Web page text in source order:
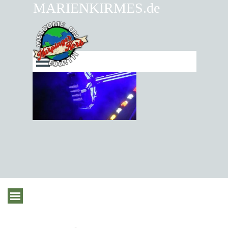
Direkt zum Seiteninhalt
MARIENKIRMES.de